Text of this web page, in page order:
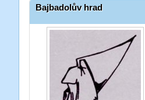
Bajbadolův hrad